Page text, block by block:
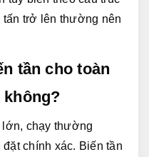
trở lên thường nên
tần cho toàn
không?
lớn, chạy thường
chính xác. Biến tần